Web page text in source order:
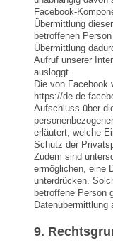
Facebook-
Übermittlung
betroffenen
Übermittlung
Aufruf unserer
ausloggt.
Die von Facebook
https://de-
Aufschluss über
erläutert, welche
Schutz der
Zudem sind
ermöglichen, eine
unterdrücken.
betroffene Person
Datenübermittlung
9.